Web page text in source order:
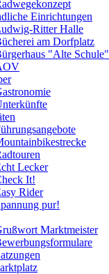
Einrichtungen
Ritter Halle
am Dorfplatz
"Alte Schule"
Lecker
It!
Rider
pur!
Marktmeister